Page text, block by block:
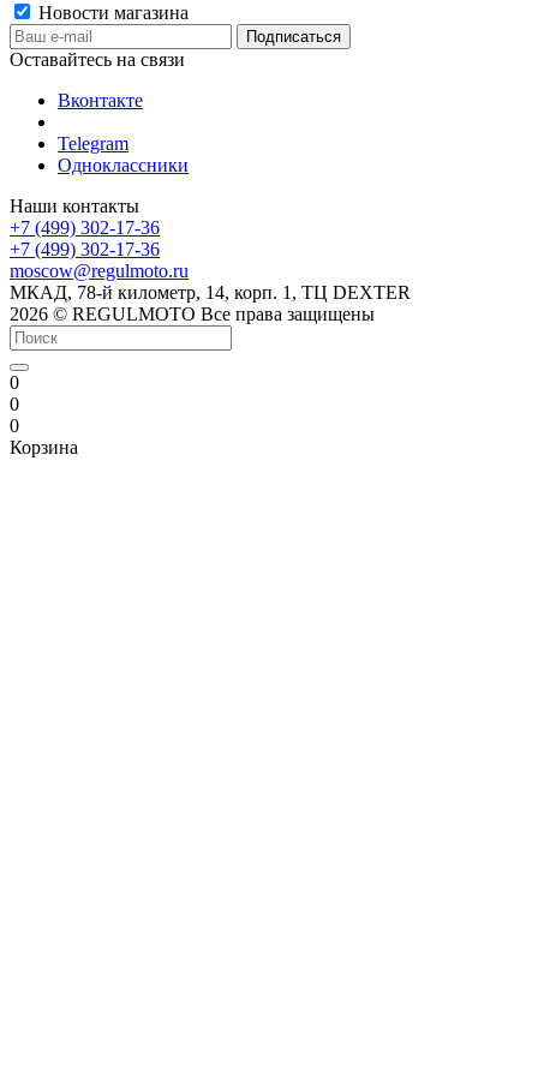
Новости магазина
Оставайтесь на связи
Вконтакте
Telegram
Одноклассники
Наши контакты
+7 (499) 302-17-36
+7 (499) 302-17-36
moscow@regulmoto.ru
МКАД, 78-й километр, 14, корп. 1, ТЦ DEXTER
2026 © REGULMOTO Все права защищены
0
0
0
Корзина